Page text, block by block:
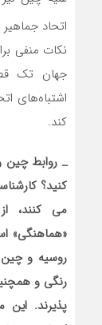
اتحاد
نکات منفی
جهان تک
اشتباه‌های
کند.
_ روابط چین
کنید؟
می کنند،
«هماهنگی»
روسیه و چین
رنگی و
پذیرند.